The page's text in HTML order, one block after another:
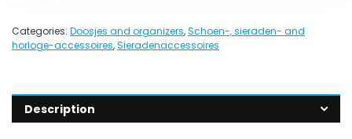
Categories: Doosjes and organizers,Schoen-, sieraden- and
horloge-accessoires,Sieradenaccessoires
Description